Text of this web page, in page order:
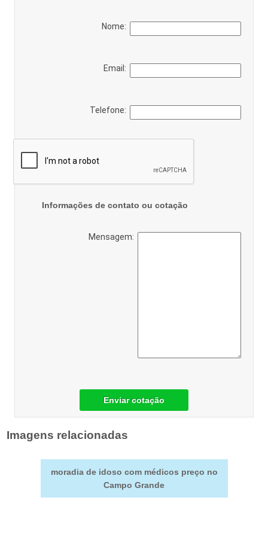
Nome:
Email:
Telefone:
Informações de contato ou cotação
Mensagem:
Enviar cotação
Imagens relacionadas
moradia de idoso com médicos preço no
Campo Grande